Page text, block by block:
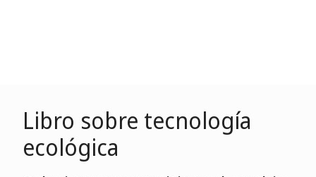
Libro sobre tecnología
ecológica